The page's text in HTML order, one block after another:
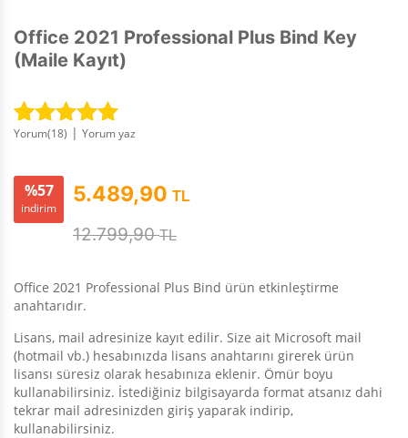
Office 2021 Professional Plus Bind Key
(Maile Kayıt)
18
müşteri
dayanarak 5
üzerinden
5.00puan
Yorum(18) | Yorum yaz
%57
indirim
5.489,90 TL
12.799,90TL
Office 2021 Professional Plus Bind ürün etkinleştirme
anahtarıdır.
Lisans, mail adresinize kayıt edilir. Size ait Microsoft mail
(hotmail vb.) hesabınızda lisans anahtarını girerek ürün
lisansı süresiz olarak hesabınıza eklenir. Ömür boyu
kullanabilirsiniz. İstediğiniz bilgisayarda format atsanız dahi
tekrar mail adresinizden giriş yaparak indirip,
kullanabilirsiniz.